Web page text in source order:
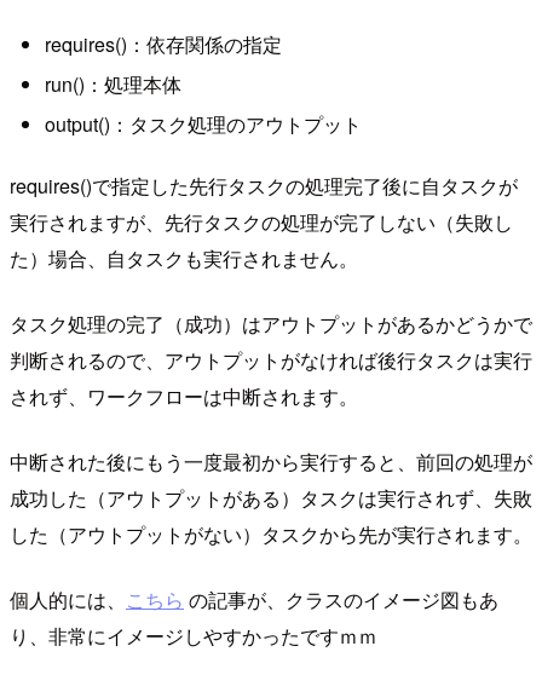
requires()：依存関係の指定
run()：処理本体
output()：タスク処理のアウトプット
requires()で指定した先行タスクの処理完了後に自タスクが
実行されますが、先行タスクの処理が完了しない（失敗し
た）場合、自タスクも実行されません。
タスク処理の完了（成功）はアウトプットがあるかどうかで
判断されるので、アウトプットがなければ後行タスクは実行
されず、ワークフローは中断されます。
中断された後にもう一度最初から実行すると、前回の処理が
成功した（アウトプットがある）タスクは実行されず、失敗
した（アウトプットがない）タスクから先が実行されます。
個人的には、 こちら の記事が、クラスのイメージ図もあ
り、非常にイメージしやすかったですｍｍ